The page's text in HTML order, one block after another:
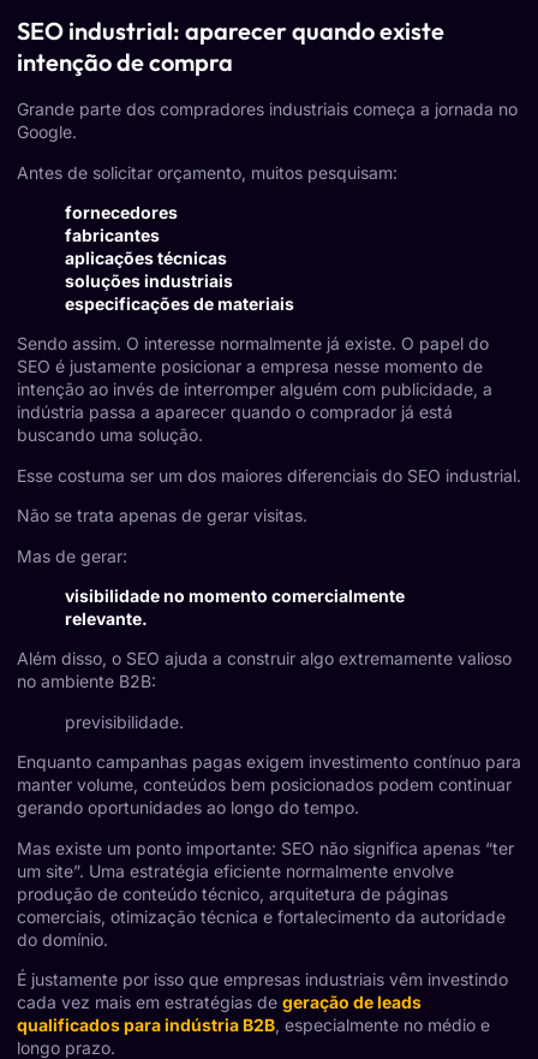
SEO industrial: aparecer quando existe
intenção de compra
Grande parte dos compradores industriais começa a jornada no
Google.
Antes de solicitar orçamento, muitos pesquisam:
fornecedores
fabricantes
aplicações técnicas
soluções industriais
especificações de materiais
Sendo assim. O interesse normalmente já existe. O papel do
SEO é justamente posicionar a empresa nesse momento de
intenção ao invés de interromper alguém com publicidade, a
indústria passa a aparecer quando o comprador já está
buscando uma solução.
Esse costuma ser um dos maiores diferenciais do SEO industrial.
Não se trata apenas de gerar visitas.
Mas de gerar:
visibilidade no momento comercialmente
relevante.
Além disso, o SEO ajuda a construir algo extremamente valioso
no ambiente B2B:
previsibilidade.
Enquanto campanhas pagas exigem investimento contínuo para
manter volume, conteúdos bem posicionados podem continuar
gerando oportunidades ao longo do tempo.
Mas existe um ponto importante: SEO não significa apenas “ter
um site”. Uma estratégia eficiente normalmente envolve
produção de conteúdo técnico, arquitetura de páginas
comerciais, otimização técnica e fortalecimento da autoridade
do domínio.
É justamente por isso que empresas industriais vêm investindo
cada vez mais em estratégias de geração de leads
qualificados para indústria B2B, especialmente no médio e
longo prazo.